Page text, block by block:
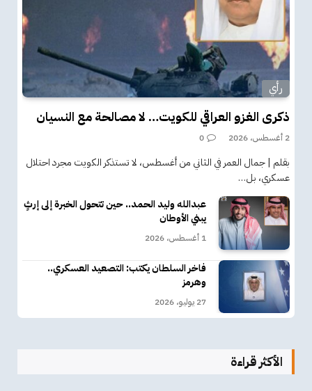
رأي
ذكرى الغزو العراقي للكويت… لا مصالحة مع النسيان
2 أغسطس، 2026 0
بقلم | جمال العمر في الثاني من أغسطس، لا تستذكر الكويت مجرد احتلال
عسكري، بل…
عبدالله وليد الحمد.. حين تتحول الخبرة إلى إرثٍ
يبني الأوطان
1 أغسطس، 2026
فاخر السلطان يكتب: التصعيد العسكري..
وهرمز
27 يوليو، 2026
الأكثر قراءة